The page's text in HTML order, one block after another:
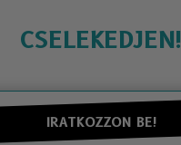
CSELEKEDJEN!
IRATKOZZON BE!